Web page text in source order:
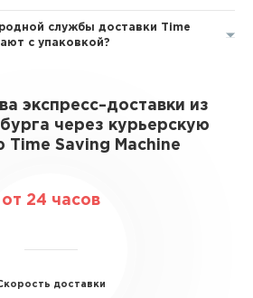
службы доставки Time
с упаковкой?
экспресс–доставки из
через курьерскую
Time Saving Machine
от 24 часов
доставки